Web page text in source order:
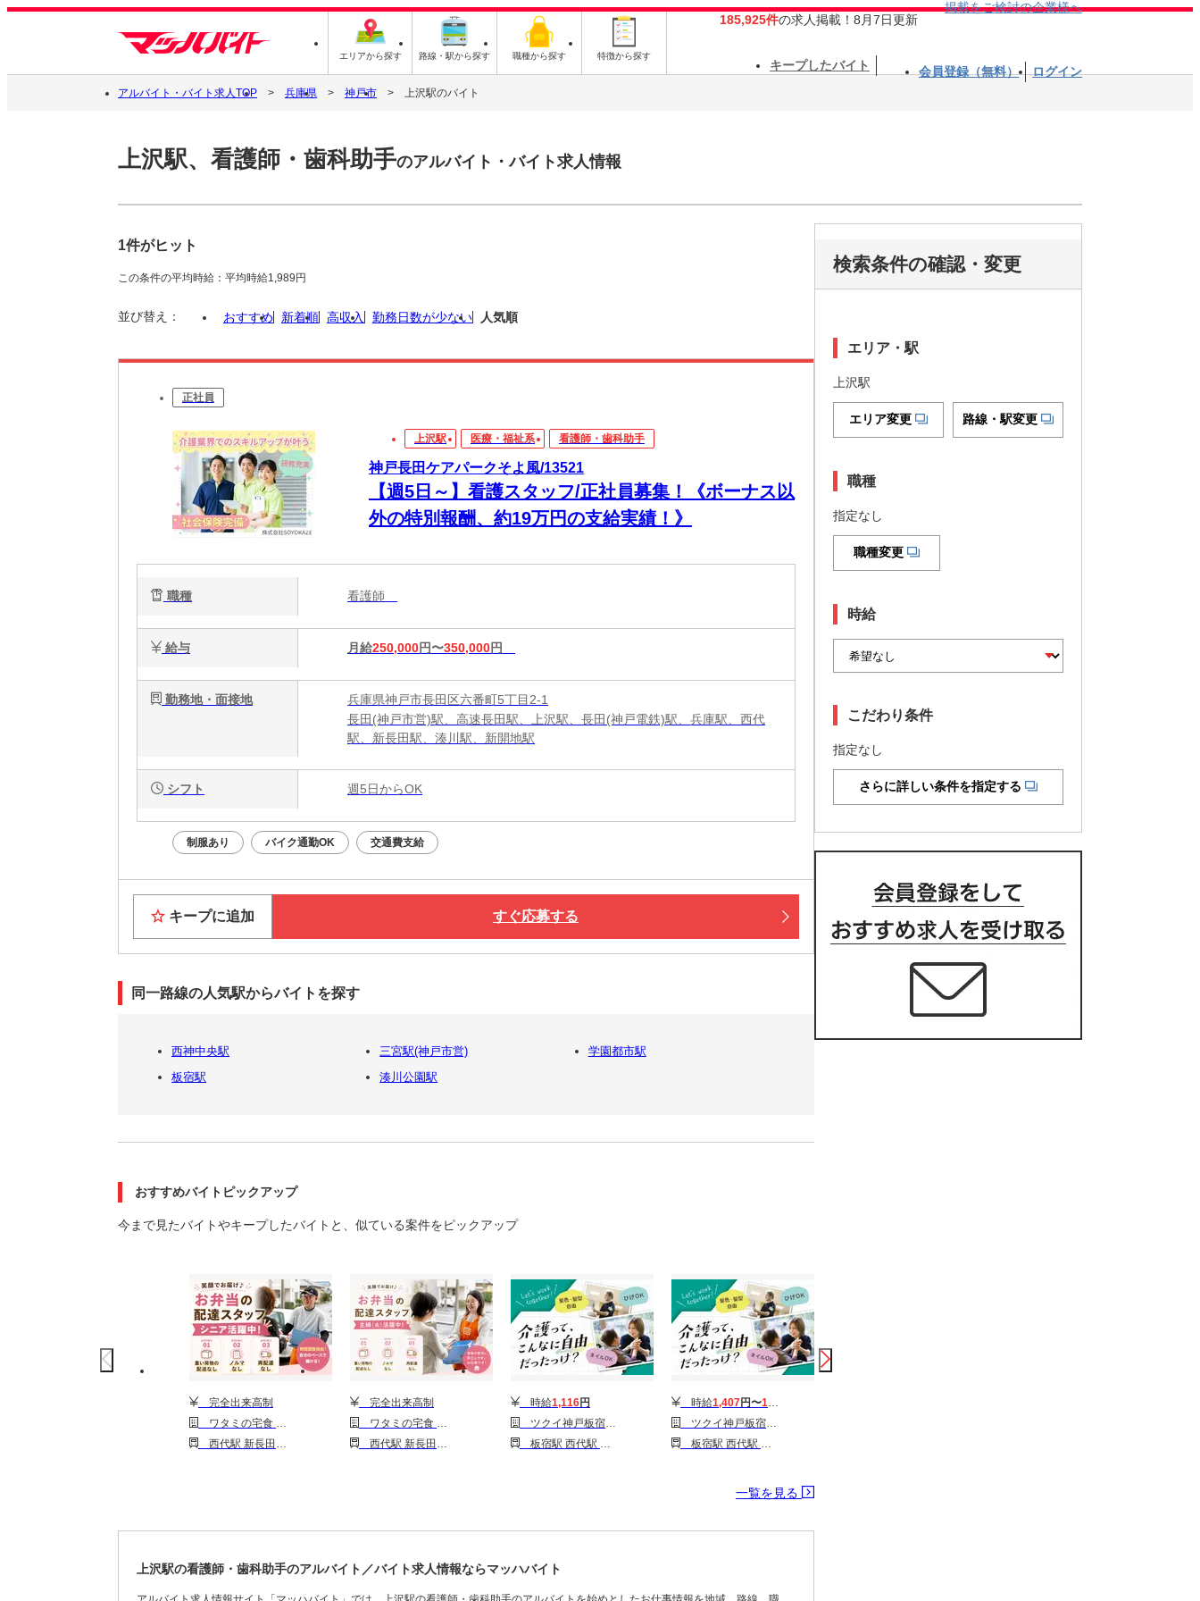
エリアから探す 路線・駅から探す 職種から探す 特徴から探す
185,925件の求人掲載！8月7日更新
掲載をご検討の企業様へ
キープしたバイト 会員登録（無料） ログイン
アルバイト・バイト求人TOP 兵庫県 神戸市 上沢駅のバイト
上沢駅、看護師・歯科助手のアルバイト・バイト求人情報
1件がヒット
この条件の平均時給：平均時給1,989円
並び替え： おすすめ 新着順 高収入 勤務日数が少ない 人気順
正社員
上沢駅 医療・福祉系 看護師・歯科助手
神戸長田ケアパークそよ風/13521
【週5日～】看護スタッフ/正社員募集！《ボーナス以
外の特別報酬、約19万円の支給実績！》
職種 看護師
給与 月給250,000円〜350,000円
勤務地・面接地
兵庫県神戸市長田区六番町5丁目2-1
長田(神戸市営)駅、高速長田駅、上沢駅、長田(神戸電鉄)駅、兵庫駅、西代
駅、新長田駅、湊川駅、新開地駅
シフト 週5日からOK
制服あり バイク通勤OK 交通費支給
キープに追加 すぐ応募する
同一路線の人気駅からバイトを探す
西神中央駅 三宮駅(神戸市営)
学園都市駅
板宿駅
湊川公園駅
おすすめバイトピックアップ
今まで見たバイトやキープしたバイトと、似ている案件をピックアップ
完全出来高制
ワタミの宅食 神戸兵庫営業所(宅配/業務委託/シニア向け)
西代駅 新長田駅 長田(神戸市営)駅 長田(神戸電鉄)駅
完全出来高制
ワタミの宅食 神戸兵庫営業所(宅配/業務委託/主婦(夫)向け)
西代駅 新長田駅 長田(神戸市営)駅 長田(神戸電鉄)駅
時給1,116円
ツクイ神戸板宿(デイサービス)
板宿駅 西代駅 新長田駅 鷹取駅 東須磨駅 高速長田駅 丸山(兵庫)駅 長田(神戸電鉄)駅
時給1,407円〜1,507
ツクイ神戸板宿(デイサービス)
板宿駅 西代駅 新長田駅 鷹取駅 東須磨駅 高速長田駅 丸山(兵庫)駅 長田(神戸電鉄)駅
一覧を見る
上沢駅の看護師・歯科助手のアルバイト／バイト求人情報ならマッハバイト
検索条件の確認・変更
エリア・駅
上沢駅
エリア変更 路線・駅変更
職種
指定なし
職種変更
時給
こだわり条件
指定なし
さらに詳しい条件を指定する